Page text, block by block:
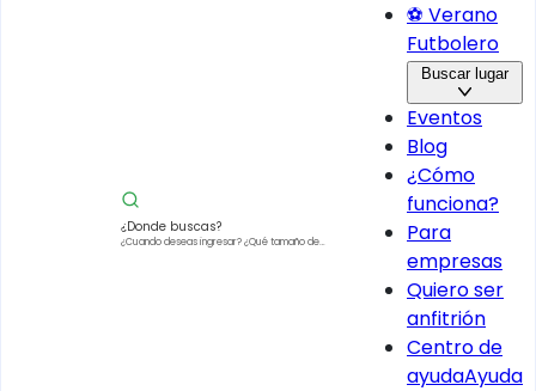
¿Donde buscas?
¿Cuando deseas ingresar?¿Qué tamaño de
⚽ Verano
Futbolero
Buscar lugar
Eventos
Blog
¿Cómo
funciona?
Para
empresas
Quiero ser
anfitrión
Centro de
ayudaAyuda